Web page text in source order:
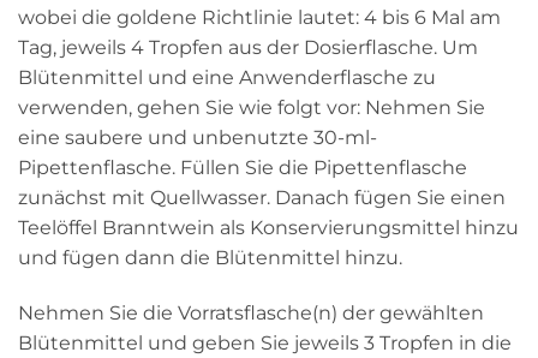
wobei die goldene Richtlinie lautet: 4 bis 6 Mal am
Tag, jeweils 4 Tropfen aus der Dosierflasche. Um
Blütenmittel und eine Anwenderflasche zu
verwenden, gehen Sie wie folgt vor: Nehmen Sie
eine saubere und unbenutzte 30-ml-
Pipettenflasche. Füllen Sie die Pipettenflasche
zunächst mit Quellwasser. Danach fügen Sie einen
Teelöffel Branntwein als Konservierungsmittel hinzu
und fügen dann die Blütenmittel hinzu.
Nehmen Sie die Vorratsflasche(n) der gewählten
Blütenmittel und geben Sie jeweils 3 Tropfen in die